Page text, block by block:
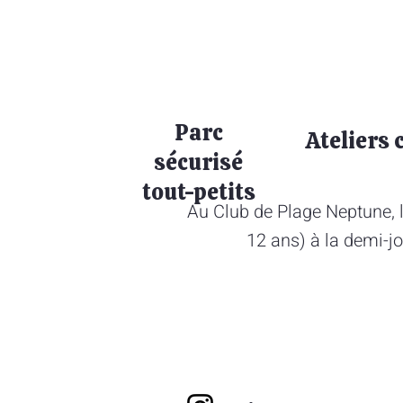
Parc
sécurisé
tout-petits
Ateliers
Au Club de Plage
12 ans) à la demi-